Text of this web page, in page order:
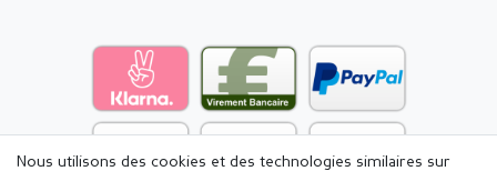
Nous utilisons des cookies et des technologies similaires sur